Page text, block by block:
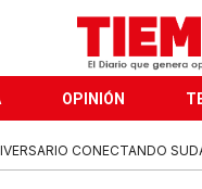
OPINIÓN
CONECTANDO